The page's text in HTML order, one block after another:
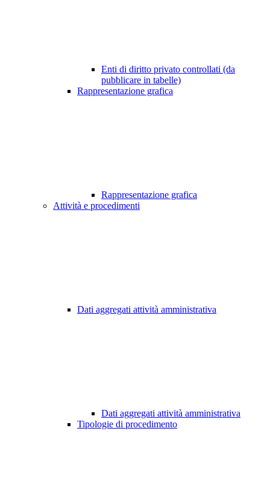
Enti di diritto privato controllati (da
pubblicare in tabelle)
Rappresentazione grafica
Rappresentazione grafica
Attività e procedimenti
Dati aggregati attività amministrativa
Dati aggregati attività amministrativa
Tipologie di procedimento